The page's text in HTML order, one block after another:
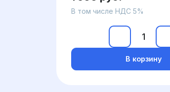
В том числе НДС 5%
В корзину